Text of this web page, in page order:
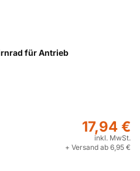
für Antrieb
17,94 €
inkl. MwSt.
+ Versand ab 6,95 €